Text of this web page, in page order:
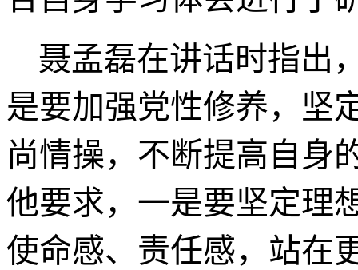
聂孟磊在讲话时指出
是要加强党性修养，坚
尚情操，不断提高自身
他要求，一是要坚定理
使命感、责任感，站在